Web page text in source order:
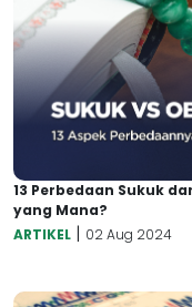
13 Perbedaan Sukuk
yang Mana?
ARTIKEL | 02 Aug 2024